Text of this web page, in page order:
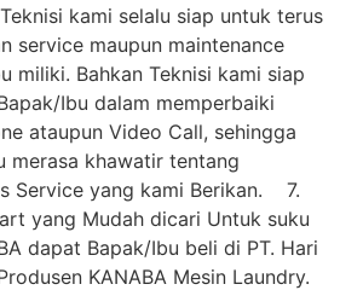
kami selalu siap untuk terus
service maupun maintenance
miliki. Bahkan Teknisi kami siap
Ibu dalam memperbaiki
ataupun Video Call, sehingga
merasa khawatir tentang
Service yang kami Berikan. 7.
yang Mudah dicari Untuk suku
dapat Bapak/Ibu beli di PT. Hari
KANABA Mesin Laundry.